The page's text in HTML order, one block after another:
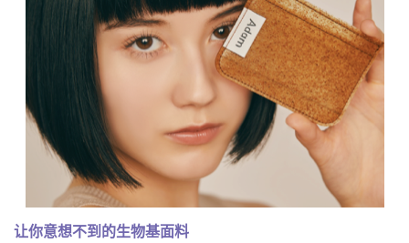
让你意想不到的生物基面料